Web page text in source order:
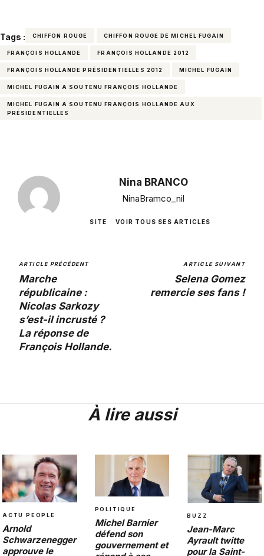
Tags : CHIFFON ROUGE CHIFFON ROUGE DE MICHEL FUGAIN
FRANÇOIS HOLLANDE FRANÇOIS HOLLANDE 2012
FRANÇOIS HOLLANDE PRÉSIDENTIELLES 2012 MICHEL FUGAIN
MICHEL FUGAIN A SOUTENU FRANÇOIS HOLLANDE
MICHEL FUGAIN A SOUTENU FRANÇOIS HOLLANDE AUX
PRÉSIDENTIELLES
Nina BRANCO
NinaBramco_nil
SITE VOIR TOUS SES ARTICLES
ARTICLE PRÉCÉDENT
Marche
républicaine :
Nicolas Sarkozy
s’est-il incrusté ?
La réponse de
François Hollande.
ARTICLE SUIVANT
Selena Gomez
remercie ses fans !
À lire aussi
ACTU PEOPLE
Arnold
Schwarzenegger
approuve le
POLITIQUE
Michel Barnier
défend son
gouvernement et
BUZZ
Jean-Marc
Ayrault twitte
pour la Saint-